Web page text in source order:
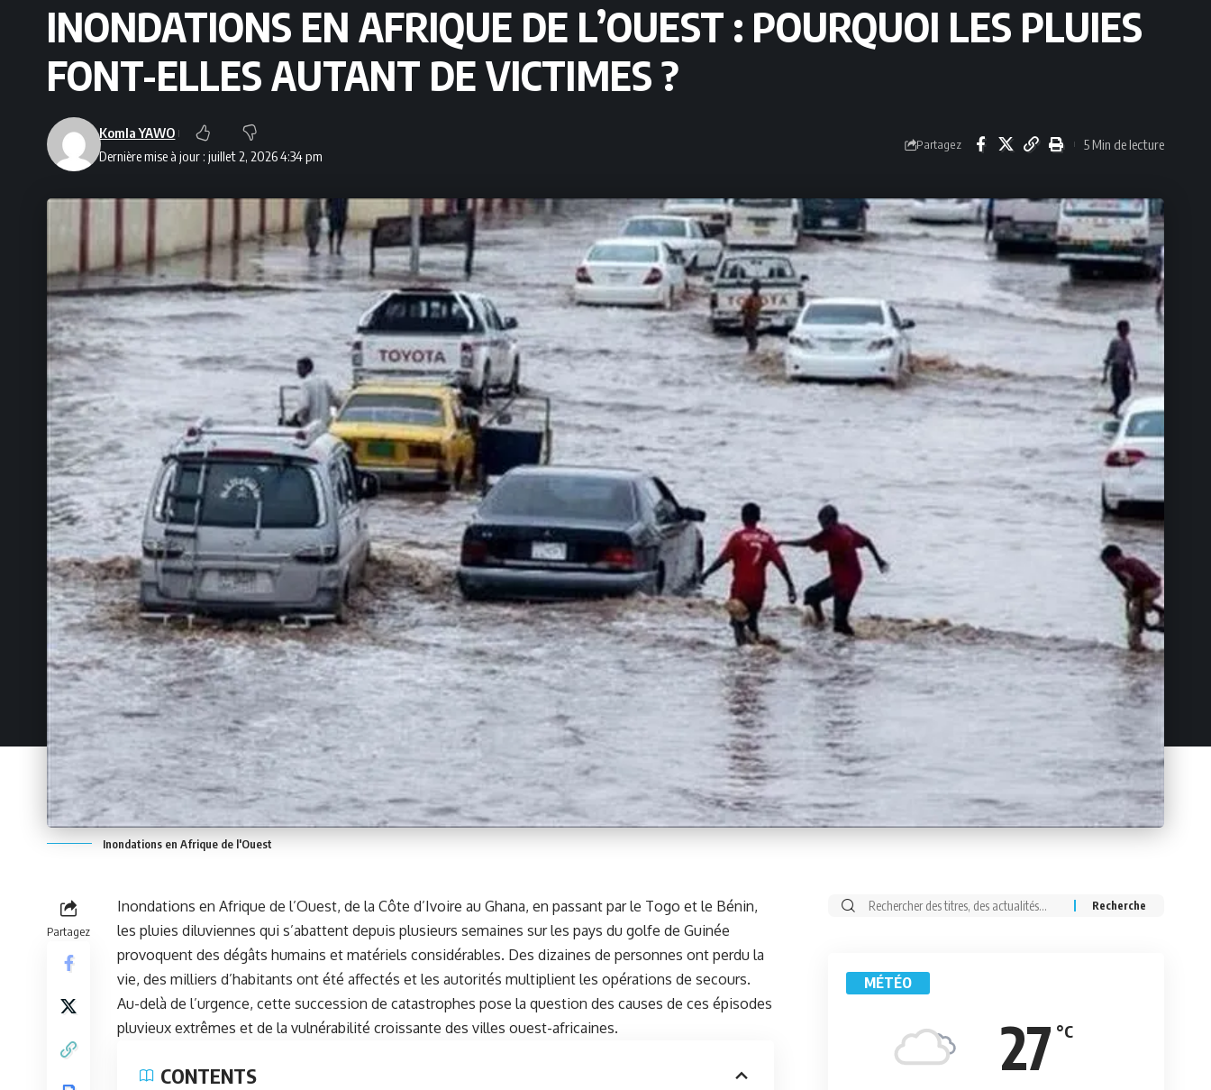
INONDATIONS EN AFRIQUE DE L’OUEST : POURQUOI LES PLUIES
FONT-ELLES AUTANT DE VICTIMES ?
Dernière mise à jour : juillet 2, 2026 4:34 pm
Komla YAWO
Partagez 5 Min de lecture
Inondations en Afrique de l'Ouest
Partagez
Inondations en Afrique de l’Ouest, de la Côte d’Ivoire au Ghana, en passant par le Togo et le Bénin,
les pluies diluviennes qui s’abattent depuis plusieurs semaines sur les pays du golfe de Guinée
provoquent des dégâts humains et matériels considérables. Des dizaines de personnes ont perdu la
vie, des milliers d’habitants ont été affectés et les autorités multiplient les opérations de secours.
Au-delà de l’urgence, cette succession de catastrophes pose la question des causes de ces épisodes
pluvieux extrêmes et de la vulnérabilité croissante des villes ouest-africaines.
CONTENTS
Rechercher:
MÉTÉO
27 °C